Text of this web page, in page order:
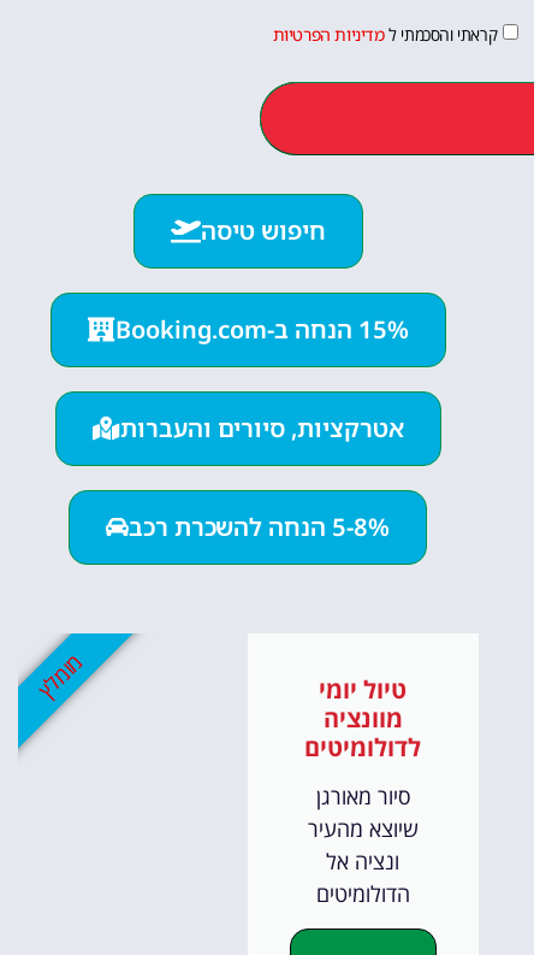
קראתי והסכמתי למדיניות הפרטיות
חיפוש טיסה
15% הנחה ב-Booking.com
אטרקציות, סיורים והעברות
5-8% הנחה להשכרת רכב
טיול יומי
מוונציה
לדולומיטים
סיור מאורגן
שיוצא מהעיר
ונציה אל
הדולומיטים
מומלץ